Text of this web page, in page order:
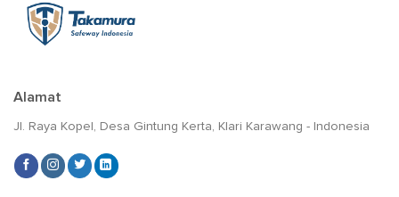
Alamat
Jl. Raya Kopel, Desa Gintung Kerta, Klari Karawang - Indonesia